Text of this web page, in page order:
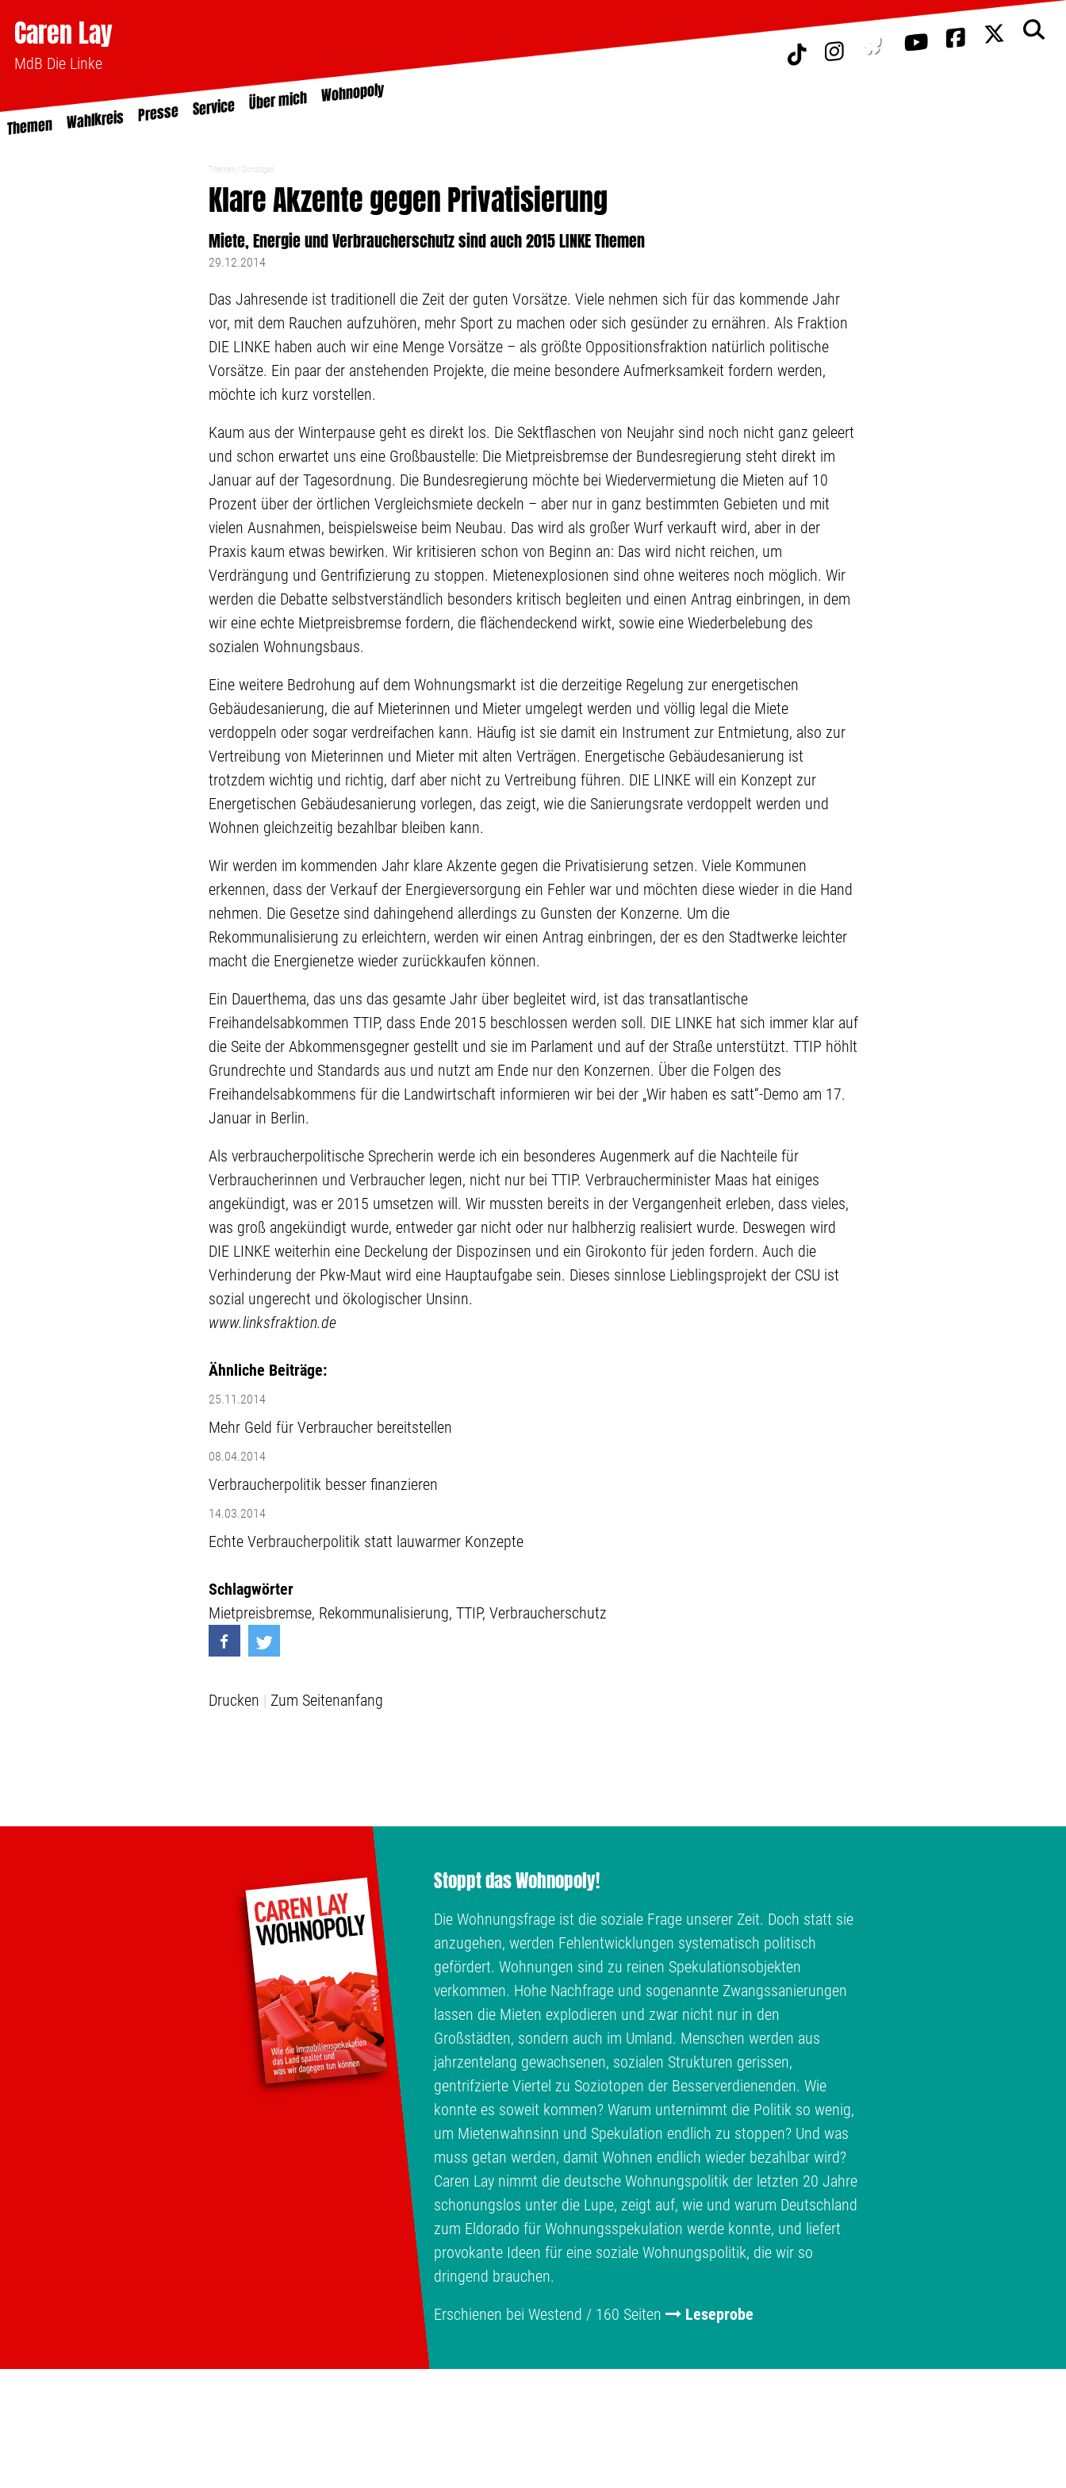
Caren Lay
MdB Die Linke
Themen Wahlkreis Presse Service Über mich Wohnopoly
Themen Sonstiges
Klare Akzente gegen Privatisierung
Miete, Energie und Verbraucherschutz sind auch 2015 LINKE Themen
29.12.2014
Das Jahresende ist traditionell die Zeit der guten Vorsätze. Viele nehmen sich für das kommende Jahr
vor, mit dem Rauchen aufzuhören, mehr Sport zu machen oder sich gesünder zu ernähren. Als Fraktion
DIE LINKE haben auch wir eine Menge Vorsätze – als größte Oppositionsfraktion natürlich politische
Vorsätze. Ein paar der anstehenden Projekte, die meine besondere Aufmerksamkeit fordern werden,
möchte ich kurz vorstellen.
Kaum aus der Winterpause geht es direkt los. Die Sektflaschen von Neujahr sind noch nicht ganz geleert
und schon erwartet uns eine Großbaustelle: Die Mietpreisbremse der Bundesregierung steht direkt im
Januar auf der Tagesordnung. Die Bundesregierung möchte bei Wiedervermietung die Mieten auf 10
Prozent über der örtlichen Vergleichsmiete deckeln – aber nur in ganz bestimmten Gebieten und mit
vielen Ausnahmen, beispielsweise beim Neubau. Das wird als großer Wurf verkauft wird, aber in der
Praxis kaum etwas bewirken. Wir kritisieren schon von Beginn an: Das wird nicht reichen, um
Verdrängung und Gentrifizierung zu stoppen. Mietenexplosionen sind ohne weiteres noch möglich. Wir
werden die Debatte selbstverständlich besonders kritisch begleiten und einen Antrag einbringen, in dem
wir eine echte Mietpreisbremse fordern, die flächendeckend wirkt, sowie eine Wiederbelebung des
sozialen Wohnungsbaus.
Eine weitere Bedrohung auf dem Wohnungsmarkt ist die derzeitige Regelung zur energetischen
Gebäudesanierung, die auf Mieterinnen und Mieter umgelegt werden und völlig legal die Miete
verdoppeln oder sogar verdreifachen kann. Häufig ist sie damit ein Instrument zur Entmietung, also zur
Vertreibung von Mieterinnen und Mieter mit alten Verträgen. Energetische Gebäudesanierung ist
trotzdem wichtig und richtig, darf aber nicht zu Vertreibung führen. DIE LINKE will ein Konzept zur
Energetischen Gebäudesanierung vorlegen, das zeigt, wie die Sanierungsrate verdoppelt werden und
Wohnen gleichzeitig bezahlbar bleiben kann.
Wir werden im kommenden Jahr klare Akzente gegen die Privatisierung setzen. Viele Kommunen
erkennen, dass der Verkauf der Energieversorgung ein Fehler war und möchten diese wieder in die Hand
nehmen. Die Gesetze sind dahingehend allerdings zu Gunsten der Konzerne. Um die
Rekommunalisierung zu erleichtern, werden wir einen Antrag einbringen, der es den Stadtwerke leichter
macht die Energienetze wieder zurückkaufen können.
Ein Dauerthema, das uns das gesamte Jahr über begleitet wird, ist das transatlantische
Freihandelsabkommen TTIP, dass Ende 2015 beschlossen werden soll. DIE LINKE hat sich immer klar auf
die Seite der Abkommensgegner gestellt und sie im Parlament und auf der Straße unterstützt. TTIP höhlt
Grundrechte und Standards aus und nutzt am Ende nur den Konzernen. Über die Folgen des
Freihandelsabkommens für die Landwirtschaft informieren wir bei der „Wir haben es satt“-Demo am 17.
Januar in Berlin.
Als verbraucherpolitische Sprecherin werde ich ein besonderes Augenmerk auf die Nachteile für
Verbraucherinnen und Verbraucher legen, nicht nur bei TTIP. Verbraucherminister Maas hat einiges
angekündigt, was er 2015 umsetzen will. Wir mussten bereits in der Vergangenheit erleben, dass vieles,
was groß angekündigt wurde, entweder gar nicht oder nur halbherzig realisiert wurde. Deswegen wird
DIE LINKE weiterhin eine Deckelung der Dispozinsen und ein Girokonto für jeden fordern. Auch die
Verhinderung der Pkw-Maut wird eine Hauptaufgabe sein. Dieses sinnlose Lieblingsprojekt der CSU ist
sozial ungerecht und ökologischer Unsinn.
www.linksfraktion.de
Ähnliche Beiträge:
25.11.2014
Mehr Geld für Verbraucher bereitstellen
08.04.2014
Verbraucherpolitik besser finanzieren
14.03.2014
Echte Verbraucherpolitik statt lauwarmer Konzepte
Schlagwörter
Mietpreisbremse Rekommunalisierung TTIP Verbraucherschutz
Drucken Zum Seitenanfang
Stoppt das Wohnopoly!
Die Wohnungsfrage ist die soziale Frage unserer Zeit. Doch statt sie
anzugehen, werden Fehlentwicklungen systematisch politisch
gefördert. Wohnungen sind zu reinen Spekulationsobjekten
verkommen. Hohe Nachfrage und sogenannte Zwangssanierungen
lassen die Mieten explodieren und zwar nicht nur in den
Großstädten, sondern auch im Umland. Menschen werden aus
jahrzentelang gewachsenen, sozialen Strukturen gerissen,
gentrifzierte Viertel zu Soziotopen der Besserverdienenden. Wie
konnte es soweit kommen? Warum unternimmt die Politik so wenig,
um Mietenwahnsinn und Spekulation endlich zu stoppen? Und was
muss getan werden, damit Wohnen endlich wieder bezahlbar wird?
Caren Lay nimmt die deutsche Wohnungspolitik der letzten 20 Jahre
schonungslos unter die Lupe, zeigt auf, wie und warum Deutschland
zum Eldorado für Wohnungsspekulation werde konnte, und liefert
provokante Ideen für eine soziale Wohnungspolitik, die wir so
dringend brauchen.
Erschienen bei Westend / 160 Seiten
Leseprobe